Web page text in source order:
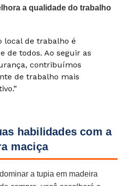
a qualidade do trabalho
local de trabalho é
de todos. Ao seguir as
contribuímos
de trabalho mais
habilidades com a
maciça
a tupia em madeira